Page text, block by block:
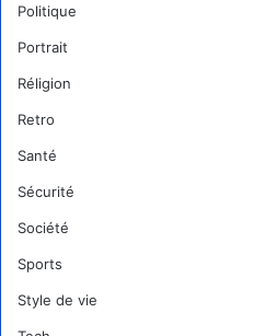
Politique
Portrait
Réligion
Retro
Santé
Sécurité
Société
Sports
Style de vie